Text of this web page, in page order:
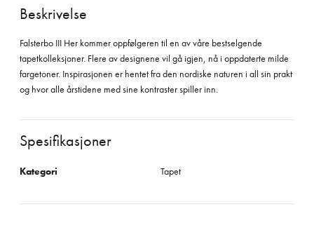
Beskrivelse
Falsterbo III Her kommer oppfølgeren til en av våre bestselgende
tapetkolleksjoner. Flere av designene vil gå igjen, nå i oppdaterte milde
fargetoner. Inspirasjonen er hentet fra den nordiske naturen i all sin prakt
og hvor alle årstidene med sine kontraster spiller inn.
Spesifikasjoner
Kategori Tapet